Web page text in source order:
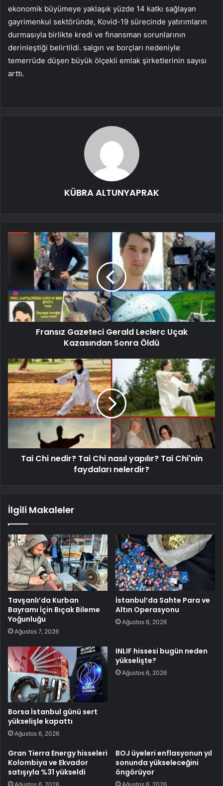
ekonomik büyümeye yaklaşık yüzde 14 katkı sağlayan
gayrimenkul sektöründe, Kovid-19 sürecinde yatırımların
durmasıyla birlikte kredi ve finansman sorunlarının
derinleştiği belirtildi. salgın ve borçları nedeniyle
temerrüde düşen büyük ölçekli emlak şirketlerinin sayısı
arttı.
KÜBRA ALTUNYAPRAK
Fransız Gazeteci Gerald Leclerc Uçak
Kazasından Sonra Öldü
Tai Chi nedir? Tai Chi nasıl yapılır? Tai Chi'nin
faydaları nelerdir?
İlgili Makaleler
Tavşanlı’da Kurban
Bayramı İçin Bıçak Bileme
Yoğunluğu
Ağustos 7, 2026
İstanbul’da Sahte Para ve
Altın Operasyonu
Ağustos 6, 2026
Borsa İstanbul günü sert
yükselişle kapattı
Ağustos 6, 2026
INLIF hissesi bugün neden
yükselişte?
Ağustos 6, 2026
Gran Tierra Energy hisseleri
Kolombiya ve Ekvador
satışıyla %31 yükseldi
Ağustos 6, 2026
BOJ üyeleri enflasyonun yıl
sonunda yükseleceğini
öngörüyor
Ağustos 6, 2026